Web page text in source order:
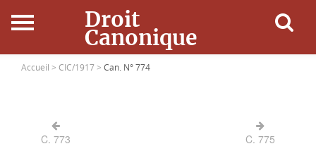
Droit
Canonique
Accueil
Ressources
Accueil > CIC/1917 > Can. N° 774
C. 773 C. 775